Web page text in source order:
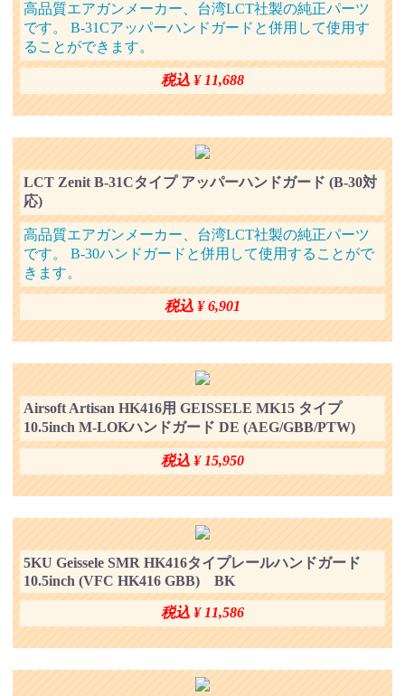
高品質エアガンメーカー、台湾LCT社製の純正パーツ
です。 B-31Cアッパーハンドガードと併用して使用す
ることができます。
税込 ¥ 11,688
LCT Zenit B-31Cタイプ アッパーハンドガード (B-30対
応)
高品質エアガンメーカー、台湾LCT社製の純正パーツ
です。 B-30ハンドガードと併用して使用することがで
きます。
税込 ¥ 6,901
Airsoft Artisan HK416用 GEISSELE MK15 タイプ
10.5inch M-LOKハンドガード DE (AEG/GBB/PTW)
税込 ¥ 15,950
5KU Geissele SMR HK416タイプレールハンドガード
10.5inch (VFC HK416 GBB) BK
税込 ¥ 11,586